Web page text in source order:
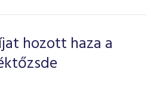
hozott haza a